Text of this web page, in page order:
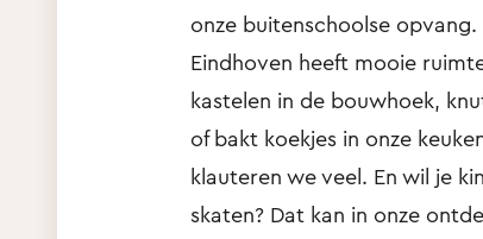
onze buitenschoolse
Eindhoven heeft mooie
kastelen in de bouwhoek,
of bakt koekjes in onze
klauteren we veel. En wil je
skaten? Dat kan in onze